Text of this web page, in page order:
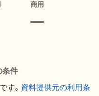
商用
条件
す。 資料提供元の利用条